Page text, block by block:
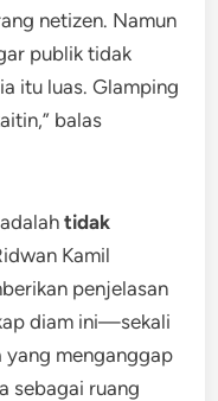
netizen. Namun
publik tidak
itu luas. Glamping
balas
tidak
Kamil
penjelasan
diam ini—sekali
menganggap
sebagai ruang